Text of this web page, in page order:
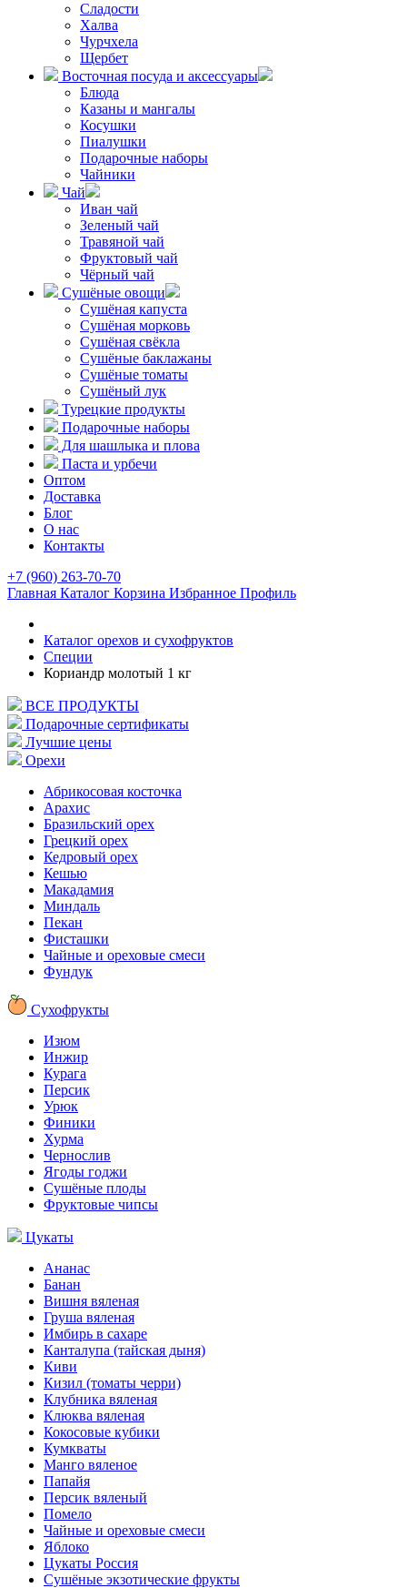
Сладости
Халва
Чурчхела
Щербет
Восточная посуда и аксессуары
Блюда
Казаны и мангалы
Косушки
Пиалушки
Подарочные наборы
Чайники
Чай
Иван чай
Зеленый чай
Травяной чай
Фруктовый чай
Чёрный чай
Сушёные овощи
Сушёная капуста
Сушёная морковь
Сушёная свёкла
Сушёные баклажаны
Сушёные томаты
Сушёный лук
Турецкие продукты
Подарочные наборы
Для шашлыка и плова
Паста и урбечи
Оптом
Доставка
Блог
О нас
Контакты
+7 (960) 263-70-70
Главная Каталог Корзина Избранное Профиль
Каталог орехов и сухофруктов
Специи
Кориандр молотый 1 кг
ВСЕ ПРОДУКТЫ
Подарочные сертификаты
Лучшие цены
Орехи
Абрикосовая косточка
Арахис
Бразильский орех
Грецкий орех
Кедровый орех
Кешью
Макадамия
Миндаль
Пекан
Фисташки
Чайные и ореховые смеси
Фундук
Сухофрукты
Изюм
Инжир
Курага
Персик
Урюк
Финики
Хурма
Чернослив
Ягоды годжи
Сушёные плоды
Фруктовые чипсы
Цукаты
Ананас
Банан
Вишня вяленая
Груша вяленая
Имбирь в сахаре
Канталупа (тайская дыня)
Киви
Кизил (томаты черри)
Клубника вяленая
Клюква вяленая
Кокосовые кубики
Кумкваты
Манго вяленое
Папайя
Персик вяленый
Помело
Чайные и ореховые смеси
Яблоко
Цукаты Россия
Сушёные экзотические фрукты